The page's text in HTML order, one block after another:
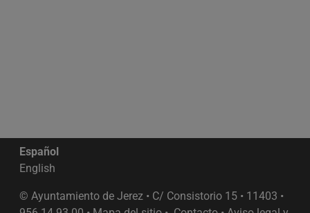
Español
English
© Ayuntamiento de Jerez • C/ Consistorio 15 • 11403 •